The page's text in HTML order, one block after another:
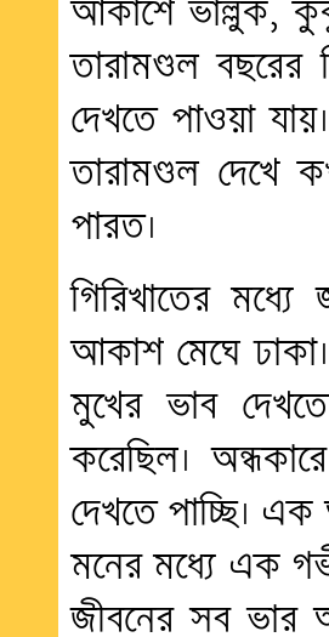
আকাশে ভাল্লুক,
তারামণ্ডল
দেখতে পাওয়া
তারামণ্ডল
পারত।
গিরিখাতের
আকাশ মেঘে
মুখের ভাব
করেছিল।
দেখতে পাচ্ছি। এক
মনের মধ্যে এক
জীবনের সব ভার